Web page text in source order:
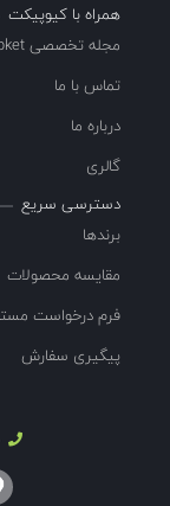
همراه با کیوپیکت
مجله تخصصی Qpket
تماس با ما
درباره ما
گالری
دسترسی سریع
برندها
مقایسه محصولات
فرم درخواست
پیگیری سفارش